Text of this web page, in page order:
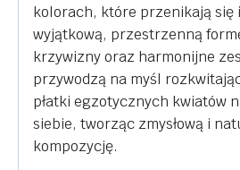
kolorach, które przenikają się
wyjątkową, przestrzenną
krzywizny oraz harmonijne
przywodzą na myśl
płatki egzotycznych kwiatów
siebie, tworząc zmysłową i
kompozycję.